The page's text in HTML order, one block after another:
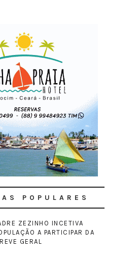
POPULARES
ZEZINHO INCETIVA
A PARTICIPAR DA
GERAL